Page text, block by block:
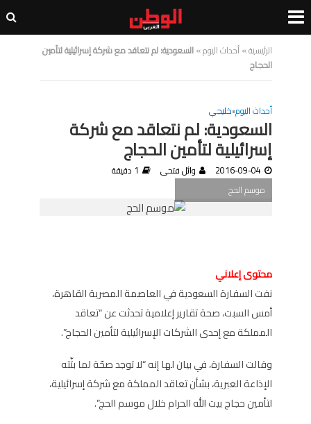
الرئيسية»أحداث اليوم»السعودية: لم نتعاقد مع شركة إسرائيلية لتأمين
الحجاج
أحداث اليوم•خليجي
السعودية: لم نتعاقد مع شركة
إسرائيلية لتأمين الحجاج
2016-09-04 وائل فتحى
1 دقيقة
موسم الحج
محتوى إعلاني
نفت السفارة السعودية في العاصمة المصرية القاهرة،
أمس السبت، صحة تقارير إعلامية تحدثت عن “تعاقد
المملكة مع إحدى الشركات الإسرائيلية لتأمين الحجاج”.
وقالت السفارة، في بيان لها إنه “لا توجد صحّة لما بثّته
الإذاعة العبرية، بشأن تعاقد المملكة مع شركة إسرائيلية،
لتأمين حجاج بيت الله الحرام خلال موسم الحج”.